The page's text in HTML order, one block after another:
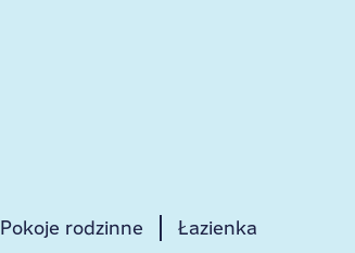
Pokoje rodzinne Łazienka
Lobby